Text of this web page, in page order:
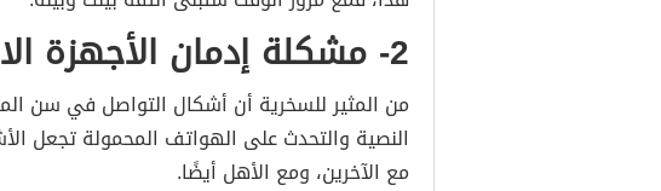
2- مشكلة إدمان الأجهزة الالكترونية
من المثير للسخرية أن أشكال التواصل في سن
النصية والتحدث على الهواتف المحمولة تجعل
مع الآخرين، ومع الأهل أيضًا.